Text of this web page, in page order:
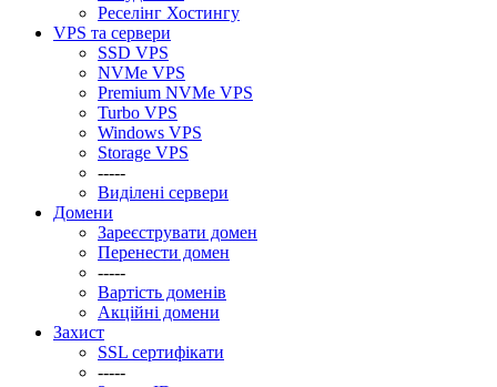
Реселінг Хостингу
VPS та сервери
SSD VPS
NVMe VPS
Premium NVMe VPS
Turbo VPS
Windows VPS
Stоrage VPS
-----
Виділені сервери
Домени
Зареєструвати домен
Перенести домен
-----
Вартість доменів
Акційні домени
Захист
SSL сертифікати
-----